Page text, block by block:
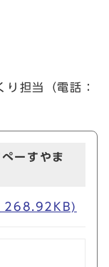
担当（電話：
ーすやま
268.92KB)